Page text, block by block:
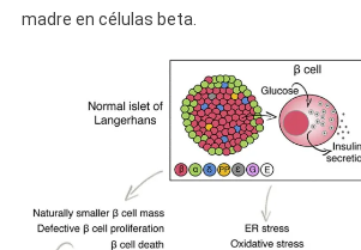
madre en células beta.